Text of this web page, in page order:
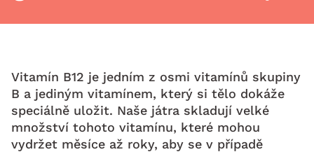
Vitamín B12 je jedním z osmi vitamínů skupiny
B a jediným vitamínem, který si tělo dokáže
speciálně uložit. Naše játra skladují velké
množství tohoto vitamínu, které mohou
vydržet měsíce až roky, aby se v případě